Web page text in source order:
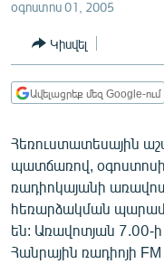
մենյուին
ԸՆՏՐՈՒԹՅՈՒՆՆԵՐ
ԻՐԱՎՈՒՆՔ
ՀԱՍԱՐԱԿՈՒԹՅՈՒՆ
ՂԱՐԱԲԱՂ
ՊԱՏԵՐԱԶՄԻ 6
ՏԱՐԱԾԱՇՐՋԱՆ
ՄԻՋԱԶԳԱՅԻՆ
օգոստոս 01, 2005
Կիսվել
Ավելացրեք մեզ Google-ում
Հեռուստատեսային
պատճառով, օգոստոսի
ռադիոկայանի
հեռարձակման
են: Առավոտյան 7.00-ի
Հանրային ռադիոյի